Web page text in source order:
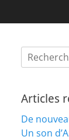
Articles
De
Un son